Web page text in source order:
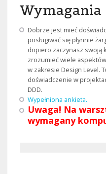
Wymagania
Dobrze jest mieć
posługiwać się płynnie
dopiero zaczynasz swoją
zrozumieć wiele
w zakresie Design Level.
doświadczenie w
DDD.
Wypełniona ankieta.
Uwaga! Na
wymagany